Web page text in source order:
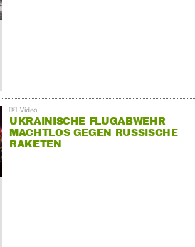
UKRAINISCHE FLUGABWEHR
MACHTLOS GEGEN RUSSISCHE
RAKETEN